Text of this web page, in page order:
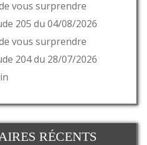
vous surprendre
205 du 04/08/2026
vous surprendre
204 du 28/07/2026
RÉCENTS